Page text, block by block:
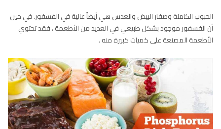
الحبوب الكاملة وصفار البيض والعدس هي أيضاً عالية في الفسفور. في حين
أن الفسفور موجود بشكل طبيعي في العديد من الأطعمة ، فقد تحتوي
الأطعمة المصنعة على كميات كبيرة منه .